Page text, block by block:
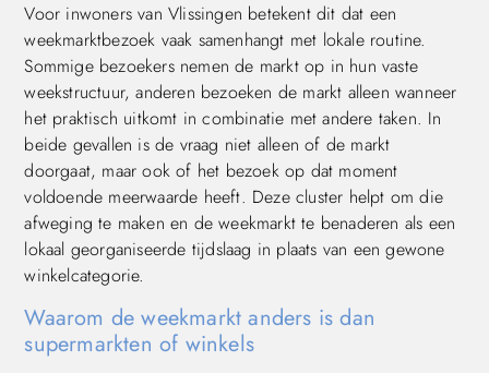
Voor inwoners van Vlissingen betekent dit dat een
weekmarktbezoek vaak samenhangt met lokale routine.
Sommige bezoekers nemen de markt op in hun vaste
weekstructuur, anderen bezoeken de markt alleen wanneer
het praktisch uitkomt in combinatie met andere taken. In
beide gevallen is de vraag niet alleen of de markt
doorgaat, maar ook of het bezoek op dat moment
voldoende meerwaarde heeft. Deze cluster helpt om die
afweging te maken en de weekmarkt te benaderen als een
lokaal georganiseerde tijdslaag in plaats van een gewone
winkelcategorie.
Waarom de weekmarkt anders is dan
supermarkten of winkels